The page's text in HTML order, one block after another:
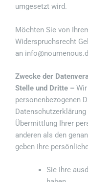
umgesetzt wird.
Möchten Sie von
Widerspruchsrecht
an
Zwecke der
Stelle und Dritte –
personenbezogenen
Übermittlung Ihrer
anderen als den
geben Ihre
Sie Ihre